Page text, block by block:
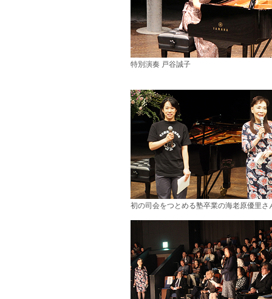
特別演奏 戸谷誠子
初の司会をつとめる塾卒業の海老原優里さ